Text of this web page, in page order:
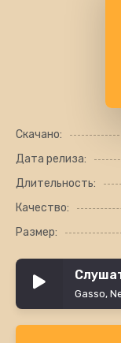
Скачано:
Дата релиза:
Длительность:
Качество:
Размер:
Gasso,